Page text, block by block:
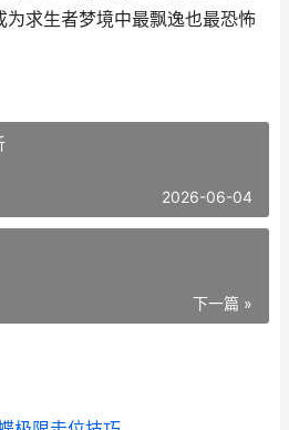
为求生者梦境中最飘逸也最恐怖
2026-06-04
下一篇 »